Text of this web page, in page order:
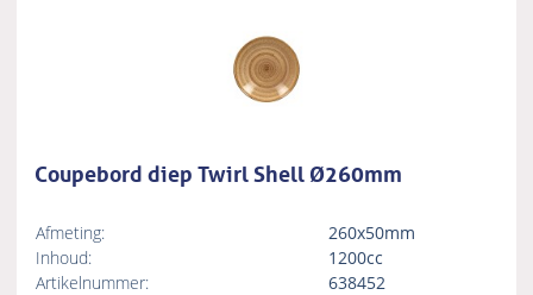
Coupebord diep Twirl Shell Ø260mm
Afmeting:
260x50mm
Inhoud:
1200cc
Artikelnummer:
638452